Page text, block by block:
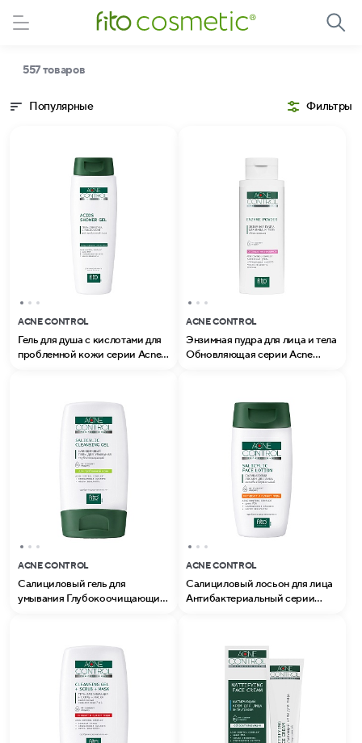
557 товаров
Популярные Фильтры
ACNE CONTROL
Гель для душа с кислотами для
проблемной кожи серии Acne
ACNE CONTROL
Энзимная пудра для лица и тела
Обновляющая серии Acne
ACNE CONTROL
Салициловый гель для
умывания Глубокоочищающий
ACNE CONTROL
Салициловый лосьон для лица
Антибактериальный серии